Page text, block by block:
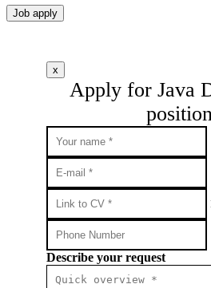
Job apply
x
Apply for Java
Describe your request